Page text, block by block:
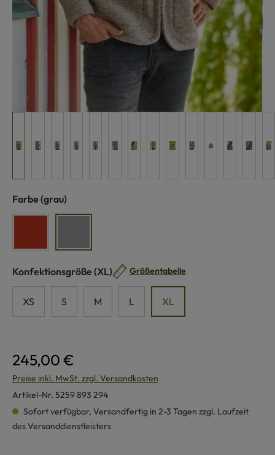
Farbe auswählen
(grau)
Konfektionsgröße auswählen
(XL) Größentabelle
XS S M L XL
245,00 €
Preise inkl. MwSt. zzgl. Versandkosten
Artikel-Nr. 5259 893 294
Sofort verfügbar, Versandfertig in 2-3 Tagen zzgl. Laufzeit
des Versanddienstleisters